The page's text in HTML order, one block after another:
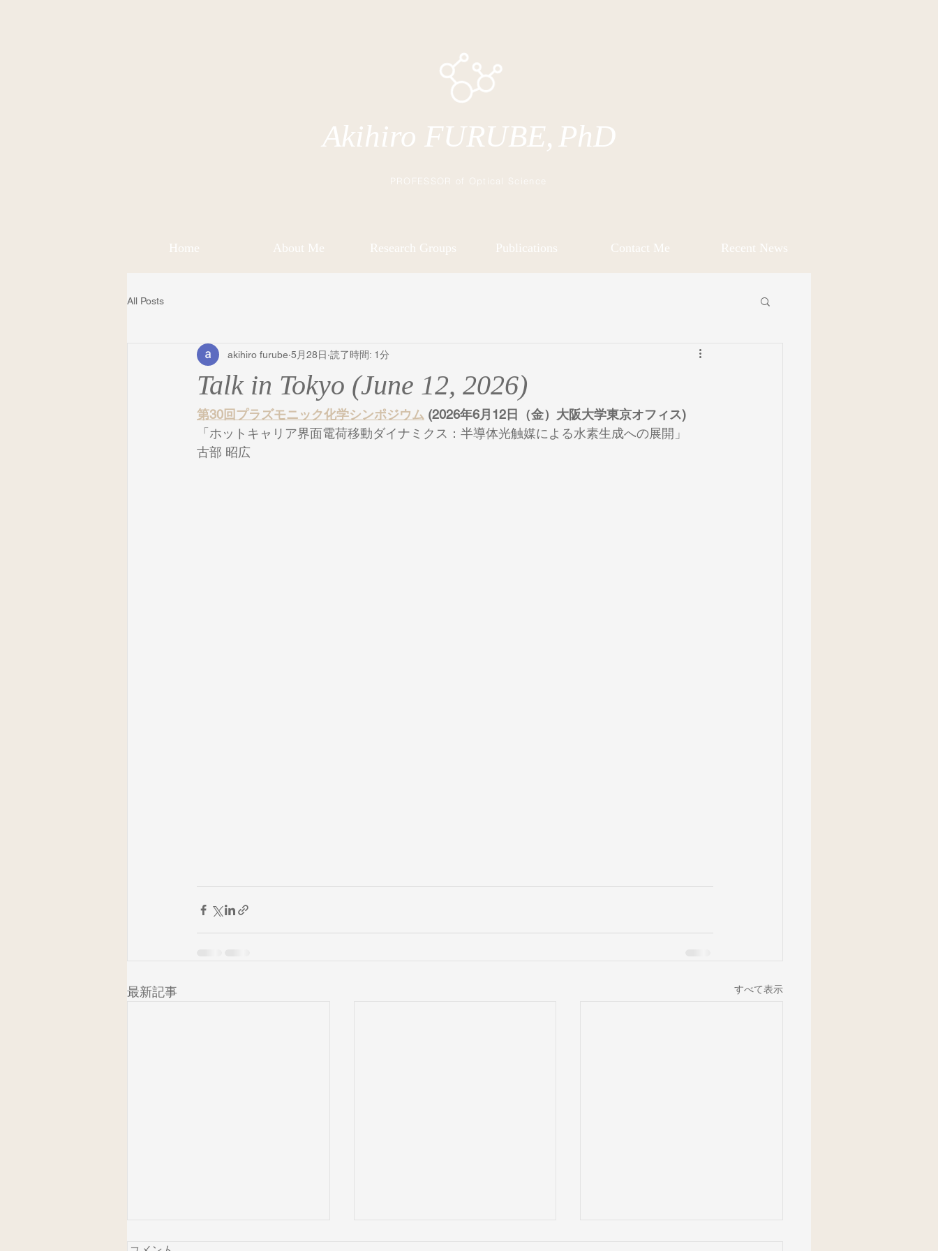
PROFESSOR of Optical Science
Akihiro FURUBE, PhD
Home About Me Research Groups Publications Contact Me Recent News
All Posts
Talk in Tokyo (June 12, 2026)
akihiro furube 5月28日 読了時間: 1分
第30回プラズモニック化学シンポジウム (2026年6月12日（金）大阪大学東京オフィス)
「ホットキャリア界面電荷移動ダイナミクス：半導体光触媒による水素生成への展開」
古部 昭広
最新記事 すべて表示